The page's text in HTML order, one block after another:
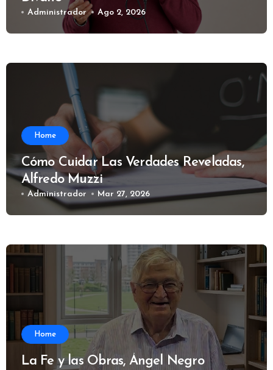
Administrador Ago 2, 2026
Home
Cómo Cuidar Las Verdades Reveladas,
Alfredo Muzzi
Administrador Mar 27, 2026
Home
La Fe y las Obras, Ángel Negro